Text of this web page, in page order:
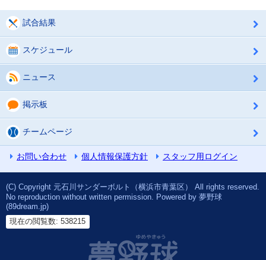
試合結果
スケジュール
ニュース
掲示板
チームページ
お問い合わせ 個人情報保護方針 スタッフ用ログイン
(C) Copyright 元石川サンダーボルト（横浜市青葉区） All rights reserved.
No reproduction without written permission. Powered by 夢野球
(89dream.jp)
現在の閲覧数: 538215